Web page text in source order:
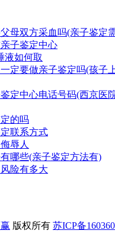
母双方采血吗(亲子鉴定
子鉴定中心
液如何取
定要做亲子鉴定吗(孩子
定中心电话号码(西京医
的吗
联系方式
辱人
哪些(亲子鉴定方法有)
险有多大
版权所有 苏ICP备